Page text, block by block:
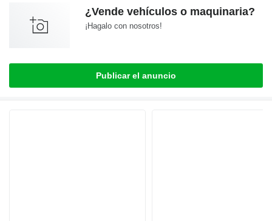
¿Vende vehículos o maquinaria?
¡Hagalo con nosotros!
Publicar el anuncio